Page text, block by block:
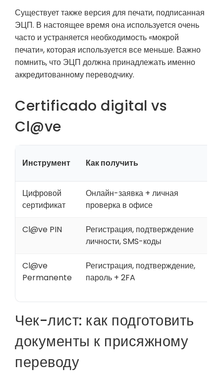
Существует также версия для печати, подписанная
ЭЦП. В настоящее время она используется очень
часто и устраняется необходимость «мокрой
печати», которая используется все меньше. Важно
помнить, что ЭЦП должна принадлежать именно
аккредитованному переводчику.
Certificado digital vs
Cl@ve
Инструмент Как получить
Цифровой
сертификат
Онлайн-заявка + личная
проверка в офисе
Cl@ve PIN
Регистрация, подтверждение
личности, SMS-коды
Cl@ve
Permanente
Регистрация, подтверждение,
пароль + 2FA
Чек-лист: как подготовить
документы к присяжному
переводу